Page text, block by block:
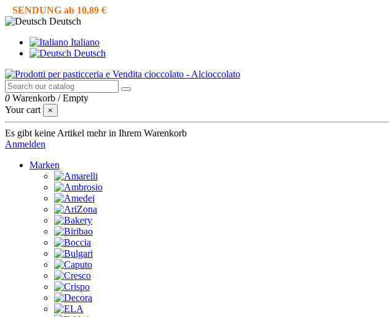
SENDUNG ab 10,89 €
Deutsch
Italiano
Deutsch
0 Warenkorb /Empty
Your cart
×
Es gibt keine Artikel mehr in Ihrem Warenkorb
Anmelden
Marken